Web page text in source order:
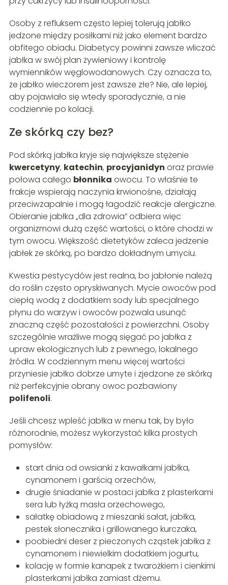
Osoby z refluksem często lepiej tolerują jabłko
jedzone między posiłkami niż jako element bardzo
obfitego obiadu. Diabetycy powinni zawsze wliczać
jabłka w swój plan żywieniowy i kontrolę
wymienników węglowodanowych. Czy oznacza to,
że jabłko wieczorem jest zawsze złe? Nie, ale lepiej,
aby pojawiało się wtedy sporadycznie, a nie
codziennie po kolacji.
Ze skórką czy bez?
Pod skórką jabłka kryje się największe stężenie
kwercetyny, katechin, procyjanidyn oraz prawie
połowa całego błonnika owocu. To właśnie te
frakcje wspierają naczynia krwionośne, działają
przeciwzapalnie i mogą łagodzić reakcje alergiczne.
Obieranie jabłka „dla zdrowia” odbiera więc
organizmowi dużą część wartości, o które chodzi w
tym owocu. Większość dietetyków zaleca jedzenie
jabłek ze skórką, po bardzo dokładnym umyciu.
Kwestia pestycydów jest realna, bo jabłonie należą
do roślin często opryskiwanych. Mycie owoców pod
ciepłą wodą z dodatkiem sody lub specjalnego
płynu do warzyw i owoców pozwala usunąć
znaczną część pozostałości z powierzchni. Osoby
szczególnie wrażliwe mogą sięgać po jabłka z
upraw ekologicznych lub z pewnego, lokalnego
źródła. W codziennym menu więcej wartości
przyniesie jabłko dobrze umyte i zjedzone ze skórką
niż perfekcyjnie obrany owoc pozbawiony
polifenoli.
Jeśli chcesz wpleść jabłka w menu tak, by było
różnorodnie, możesz wykorzystać kilka prostych
pomysłów:
start dnia od owsianki z kawałkami jabłka,
cynamonem i garścią orzechów,
drugie śniadanie w postaci jabłka z plasterkami
sera lub łyżką masła orzechowego,
sałatkę obiadową z mieszanki sałat, jabłka,
pestek słonecznika i grillowanego kurczaka,
poobiedni deser z pieczonych cząstek jabłka z
cynamonem i niewielkim dodatkiem jogurtu,
kolację w formie kanapek z twarożkiem i cienkimi
plasterkami jabłka zamiast dżemu.